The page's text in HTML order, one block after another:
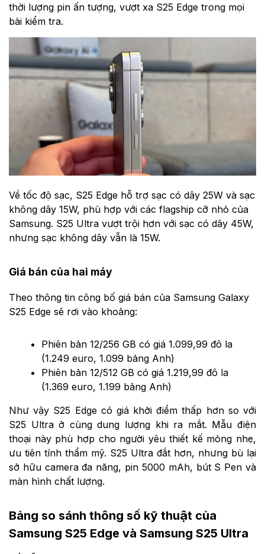
thời lượng pin ấn tượng, vượt xa S25 Edge trong mọi
bài kiểm tra.
Về tốc độ sạc, S25 Edge hỗ trợ sạc có dây 25W và sạc
không dây 15W, phù hợp với các flagship cỡ nhỏ của
Samsung. S25 Ultra vượt trội hơn với sạc có dây 45W,
nhưng sạc không dây vẫn là 15W.
Giá bán của hai máy
Theo thông tin công bố giá bán của Samsung Galaxy
S25 Edge sẽ rơi vào khoảng:
Phiên bản 12/256 GB có giá 1.099,99 đô la
(1.249 euro, 1.099 bảng Anh)
Phiên bản 12/512 GB có giá 1.219,99 đô la
(1.369 euro, 1.199 bảng Anh)
Như vậy S25 Edge có giá khởi điểm thấp hơn so với
S25 Ultra ở cùng dung lượng khi ra mắt. Mẫu điện
thoại này phù hợp cho người yêu thiết kế mỏng nhẹ,
ưu tiên tính thẩm mỹ. S25 Ultra đắt hơn, nhưng bù lại
sở hữu camera đa năng, pin 5000 mAh, bút S Pen và
màn hình chất lượng.
Bảng so sánh thông số kỹ thuật của
Samsung S25 Edge và Samsung S25 Ultra